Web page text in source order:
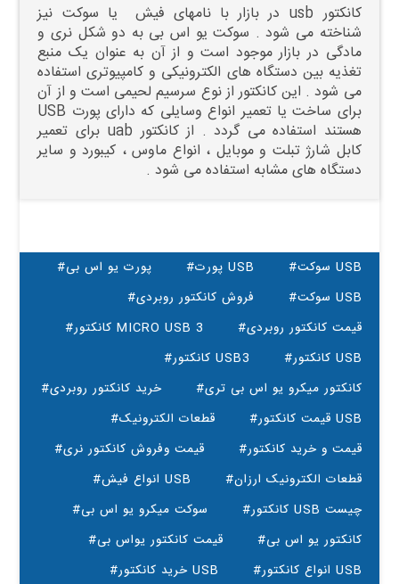
کانکتور usb در بازار با نامهای فیش یا سوکت نیز
شناخته می شود . سوکت یو اس بی به دو شکل نری و
مادگی در بازار موجود است و از آن به عنوان یک منبع
تغذیه بین دستگاه های الکترونیکی و کامپیوتری استفاده
می شود . این کانکتور از نوع سرسیم لحیمی است و از آن
برای ساخت یا تعمیر انواع وسایلی که دارای پورت USB
هستند استفاده می گردد . از کانکتور uab برای تعمیر
کابل شارژ تبلت و موبایل ، انواع ماوس ، کیبورد و سایر
دستگاه های مشابه استفاده می شود .
#سوکت USB #پورت USB
#پورت یو اس بی
#سوکت USB
#فروش کانکتور روبردی
#قیمت کانکتور روبردی
#کانکتور MICRO USB 3
#کانکتور USB
#کانکتور USB3
#کانکتور میکرو یو اس بی تری
#خرید کانکتور روبردی
#قیمت کانکتور USB
#قطعات الکترونیک
#قیمت و خرید کانکتور
#قیمت وفروش کانکتور نری
#قطعات الکترونیک ارزان
#انواع فیش USB
#کانکتور USB چیست
#سوکت میکرو یو اس بی
#کانکتور یو اس بی
#قیمت کانکتور یواس بی
#انواع کانکتور USB
#خرید کانکتور USB